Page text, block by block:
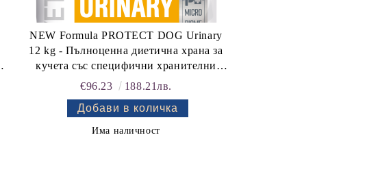
NEW Formula PROTECT DOG Urinary
12 kg - Пълноценна диетична храна за
кучета със специфични хранителни
потребности: "Намаляване на
"Разтваряне на струвитни камъни".
"Намаляване на рецидив. образуване на
€96.23 188.21лв.
Има наличност